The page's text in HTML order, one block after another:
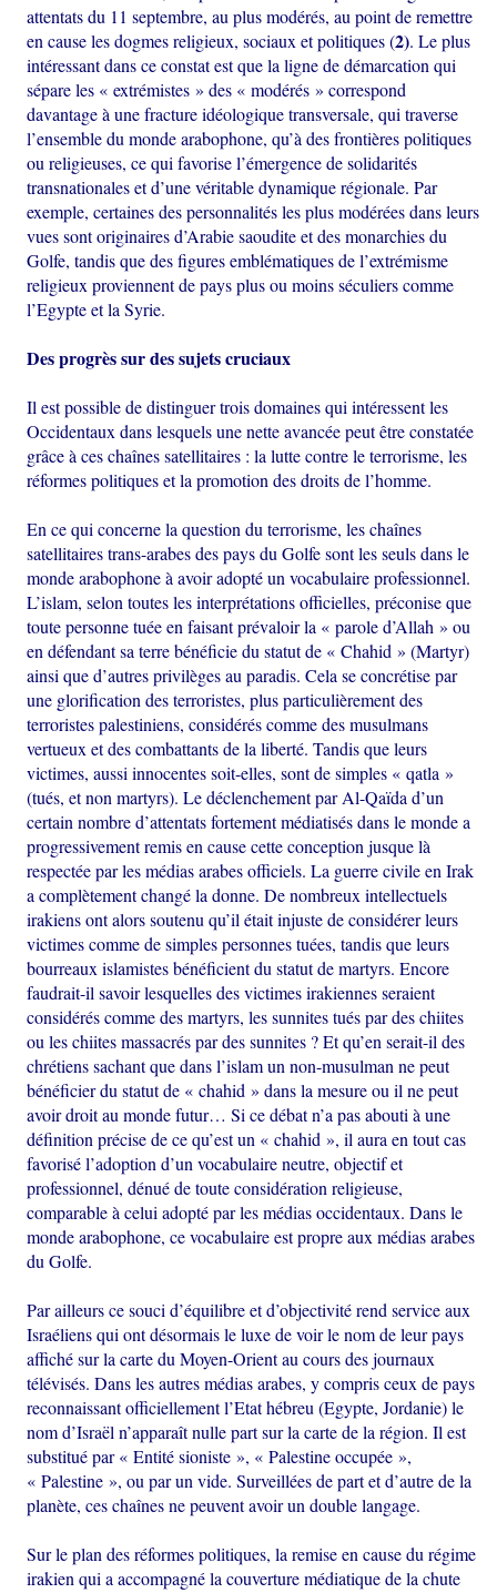
attentats du 11 septembre, au plus modérés, au point de remettre
en cause les dogmes religieux, sociaux et politiques (2). Le plus
intéressant dans ce constat est que la ligne de démarcation qui
sépare les « extrémistes » des « modérés » correspond
davantage à une fracture idéologique transversale, qui traverse
l’ensemble du monde arabophone, qu’à des frontières politiques
ou religieuses, ce qui favorise l’émergence de solidarités
transnationales et d’une véritable dynamique régionale. Par
exemple, certaines des personnalités les plus modérées dans leurs
vues sont originaires d’Arabie saoudite et des monarchies du
Golfe, tandis que des figures emblématiques de l’extrémisme
religieux proviennent de pays plus ou moins séculiers comme
l’Egypte et la Syrie.
Des progrès sur des sujets cruciaux
Il est possible de distinguer trois domaines qui intéressent les
Occidentaux dans lesquels une nette avancée peut être constatée
grâce à ces chaînes satellitaires : la lutte contre le terrorisme, les
réformes politiques et la promotion des droits de l’homme.
En ce qui concerne la question du terrorisme, les chaînes
satellitaires trans-arabes des pays du Golfe sont les seuls dans le
monde arabophone à avoir adopté un vocabulaire professionnel.
L’islam, selon toutes les interprétations officielles, préconise que
toute personne tuée en faisant prévaloir la « parole d’Allah » ou
en défendant sa terre bénéficie du statut de « Chahid » (Martyr)
ainsi que d’autres privilèges au paradis. Cela se concrétise par
une glorification des terroristes, plus particulièrement des
terroristes palestiniens, considérés comme des musulmans
vertueux et des combattants de la liberté. Tandis que leurs
victimes, aussi innocentes soit-elles, sont de simples « qatla »
(tués, et non martyrs). Le déclenchement par Al-Qaïda d’un
certain nombre d’attentats fortement médiatisés dans le monde a
progressivement remis en cause cette conception jusque là
respectée par les médias arabes officiels. La guerre civile en Irak
a complètement changé la donne. De nombreux intellectuels
irakiens ont alors soutenu qu’il était injuste de considérer leurs
victimes comme de simples personnes tuées, tandis que leurs
bourreaux islamistes bénéficient du statut de martyrs. Encore
faudrait-il savoir lesquelles des victimes irakiennes seraient
considérés comme des martyrs, les sunnites tués par des chiites
ou les chiites massacrés par des sunnites ? Et qu’en serait-il des
chrétiens sachant que dans l’islam un non-musulman ne peut
bénéficier du statut de « chahid » dans la mesure ou il ne peut
avoir droit au monde futur… Si ce débat n’a pas abouti à une
définition précise de ce qu’est un « chahid », il aura en tout cas
favorisé l’adoption d’un vocabulaire neutre, objectif et
professionnel, dénué de toute considération religieuse,
comparable à celui adopté par les médias occidentaux. Dans le
monde arabophone, ce vocabulaire est propre aux médias arabes
du Golfe.
Par ailleurs ce souci d’équilibre et d’objectivité rend service aux
Israéliens qui ont désormais le luxe de voir le nom de leur pays
affiché sur la carte du Moyen-Orient au cours des journaux
télévisés. Dans les autres médias arabes, y compris ceux de pays
reconnaissant officiellement l’Etat hébreu (Egypte, Jordanie) le
nom d’Israël n’apparaît nulle part sur la carte de la région. Il est
substitué par « Entité sioniste », « Palestine occupée »,
« Palestine », ou par un vide. Surveillées de part et d’autre de la
planète, ces chaînes ne peuvent avoir un double langage.
Sur le plan des réformes politiques, la remise en cause du régime
irakien qui a accompagné la couverture médiatique de la chute